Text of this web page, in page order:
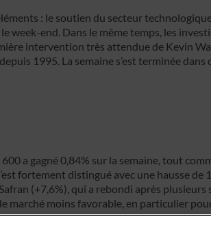
Banque d’affaires
: le soutien du secteur
week-end. Dans le même temps, les
intervention très attendue de Kevin
1995. La semaine s’est terminée
a gagné 0,84% sur la semaine, tout
fortement distingué avec une hausse
(+7,6%), qui a rebondi après
marché moins favorable, en particulier